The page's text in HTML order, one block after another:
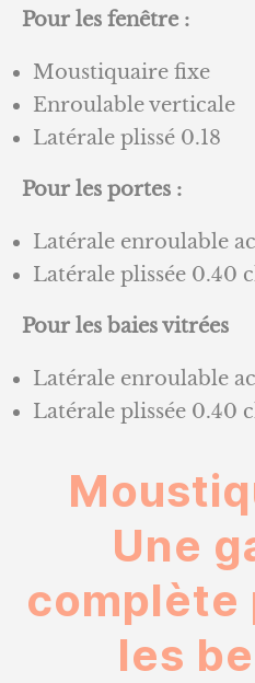
Pour les fenêtre :
Moustiquaire fixe
Enroulable verticale
Latérale plissé 0.18
Pour les portes :
Latérale enroulable
Latérale plissée 0.40
Pour les baies vitrées
Latérale enroulable
Latérale plissée 0.40
Une
complète
les